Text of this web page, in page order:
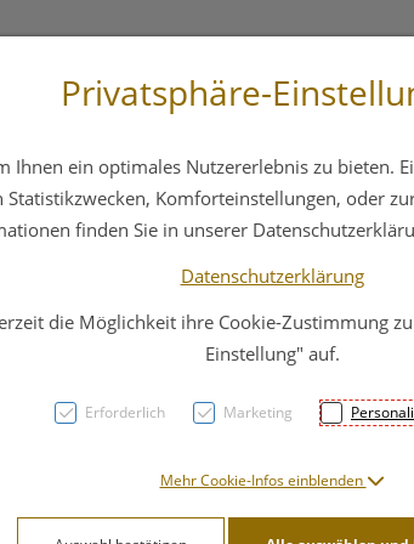
Hautpflege Familie
Privatsphäre-
Ihnen ein optimales Nutzererlebnis zu bieten.
Komforteinstellungen, oder
finden Sie in unserer
Datenschutzerklärung
die Möglichkeit ihre Cookie-Zustimmung
Einstellung" auf.
Erforderlich Marketing
Mehr Cookie-Infos einblenden